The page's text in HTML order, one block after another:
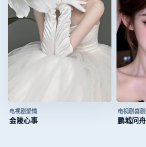
电视剧 爱情
金陵心事
电视剧喜剧
鹏城问舟